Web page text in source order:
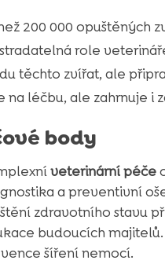
200 000 opuštěných
role
těchto zvířat, ale
na léčbu, ale zahrnuje i
body
veterinární péče
a preventivní
zdravotního stavu
budoucích majitelů.
šíření nemocí.